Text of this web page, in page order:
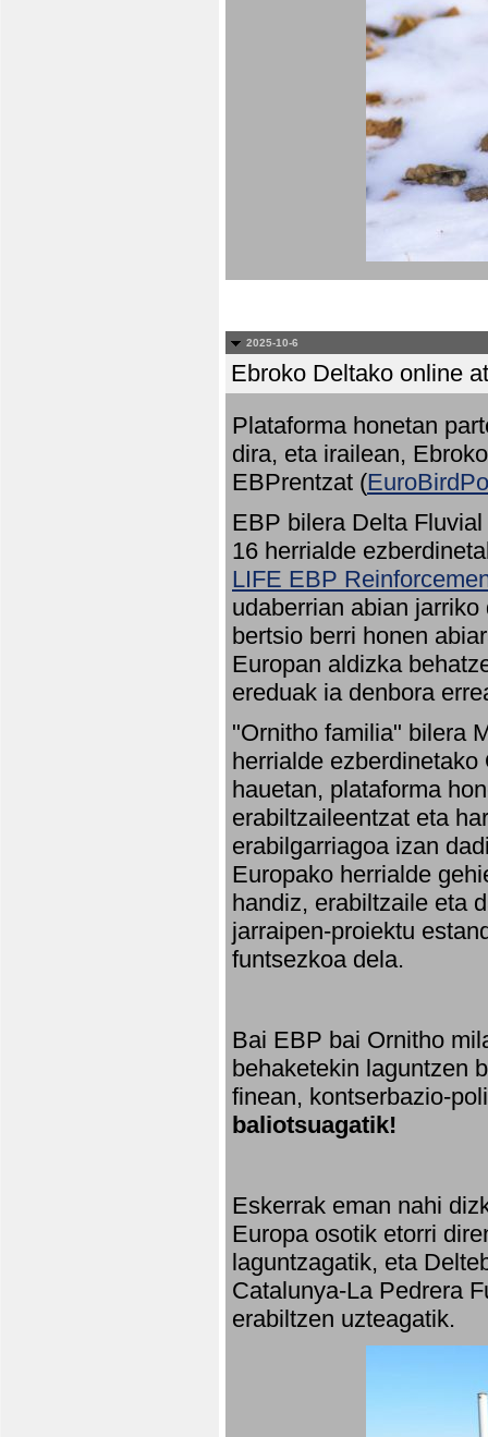
2025-10-6
Ebroko Deltako online
Plataforma honetan
dira, eta irailean,
EBPrentzat (
EBP bilera Delta
16 herrialde
LIFE EBP
udaberrian abian
bertsio berri honen
Europan aldizka
ereduak ia denbora
"Ornitho familia" bilera
herrialde
hauetan, plataforma
erabiltzaileentzat eta
erabilgarriagoa izan
Europako herrialde
handiz, erabiltzaile eta
jarraipen-proiektu
funtsezkoa dela.
Bai EBP bai Ornitho
behaketekin laguntzen
finean, kontserbazio-
baliotsuagatik!
Eskerrak eman nahi
Europa osotik etorri
laguntzagatik, eta
Catalunya-La Pedrera
erabiltzen uzteagatik.